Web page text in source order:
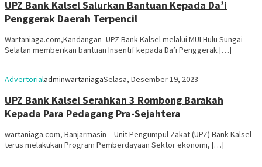
UPZ Bank Kalsel Salurkan Bantuan Kepada Da’i
Penggerak Daerah Terpencil
Wartaniaga.com,Kandangan- UPZ Bank Kalsel melalui MUI Hulu Sungai
Selatan memberikan bantuan Insentif kepada Da’i Penggerak […]
AdvertorialadminwartaniagaSelasa, Desember 19, 2023
UPZ Bank Kalsel Serahkan 3 Rombong Barakah
Kepada Para Pedagang Pra-Sejahtera
wartaniaga.com, Banjarmasin – Unit Pengumpul Zakat (UPZ) Bank Kalsel
terus melakukan Program Pemberdayaan Sektor ekonomi, […]